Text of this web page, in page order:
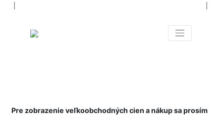
Pre zobrazenie veľkoobchodných cien a nákup sa prosím